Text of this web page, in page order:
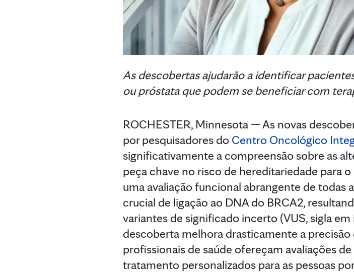
As descobertas ajudarão a identificar
ou próstata que podem se beneficiar com
ROCHESTER, Minnesota — As novas
por pesquisadores do Centro Oncológico
significativamente a compreensão sobre as
peça chave no risco de hereditariedade para
uma avaliação funcional abrangente de todas
crucial de ligação ao DNA do BRCA2,
variantes de significado incerto (VUS, sigla
descoberta melhora drasticamente a
profissionais de saúde ofereçam avaliações
tratamento personalizados para as pessoas